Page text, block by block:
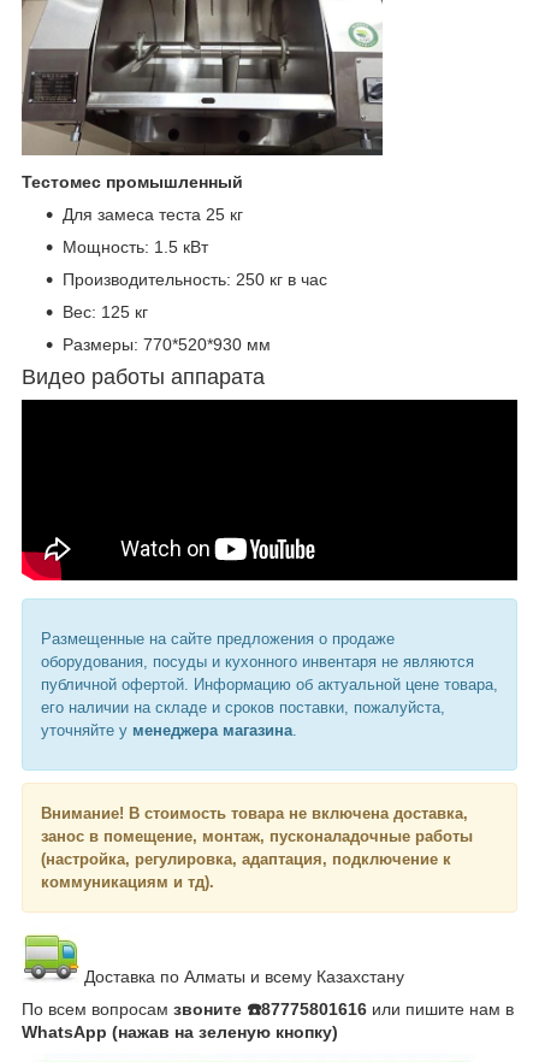
Тестомес промышленный
Для замеса теста 25 кг
Мощность: 1.5 кВт
Производительность: 250 кг в час
Вес: 125 кг
Размеры: 770*520*930 мм
Видео работы аппарата
Размещенные на сайте предложения о продаже
оборудования, посуды и кухонного инвентаря не являются
публичной офертой. Информацию об актуальной цене товара,
его наличии на складе и сроков поставки, пожалуйста,
уточняйте у менеджера магазина.
Внимание! В стоимость товара не включена доставка,
занос в помещение, монтаж, пусконаладочные работы
(настройка, регулировка, адаптация, подключение к
коммуникациям и тд).
Доставка по Алматы и всему Казахстану
По всем вопросам звоните ☎️87775801616 или пишите нам в
WhatsApp (нажав на зеленую кнопку)